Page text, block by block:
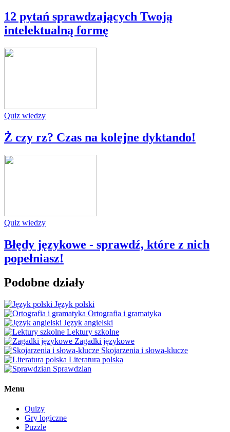
12 pytań sprawdzających Twoją
intelektualną formę
Quiz wiedzy
Ż czy rz? Czas na kolejne dyktando!
Quiz wiedzy
Błędy językowe - sprawdź, które z nich
popełniasz!
Podobne działy
Język polski
Ortografia i gramatyka
Język angielski
Lektury szkolne
Zagadki językowe
Skojarzenia i słowa-klucze
Literatura polska
Sprawdzian
Menu
Quizy
Gry logiczne
Puzzle